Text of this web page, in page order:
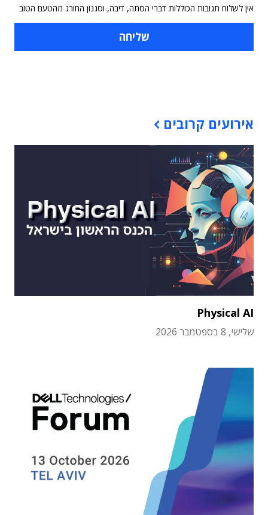
אין לשלוח תגובות הכוללות דברי הסתה, דיבה, וסגנון החורג מהטעם הטוב
אירועים קרובים
Physical AI
שלישי, 8 בספטמבר 2026